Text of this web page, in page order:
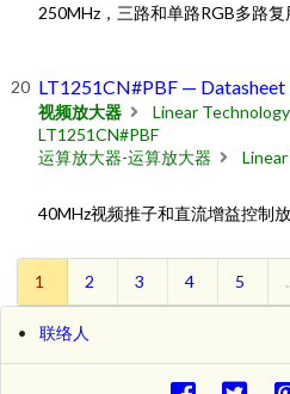
250MHz，三路和单路RGB多路
LT1251CN#PBF — Datasheet
视频放大器 Linear Technology
LT1251CN#PBF
运算放大器-运算放大器
40MHz视频推子和直流增益控制
1 2 3 4 5
联络人